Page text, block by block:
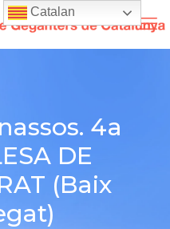
4a
DE
(Baix
Catalan